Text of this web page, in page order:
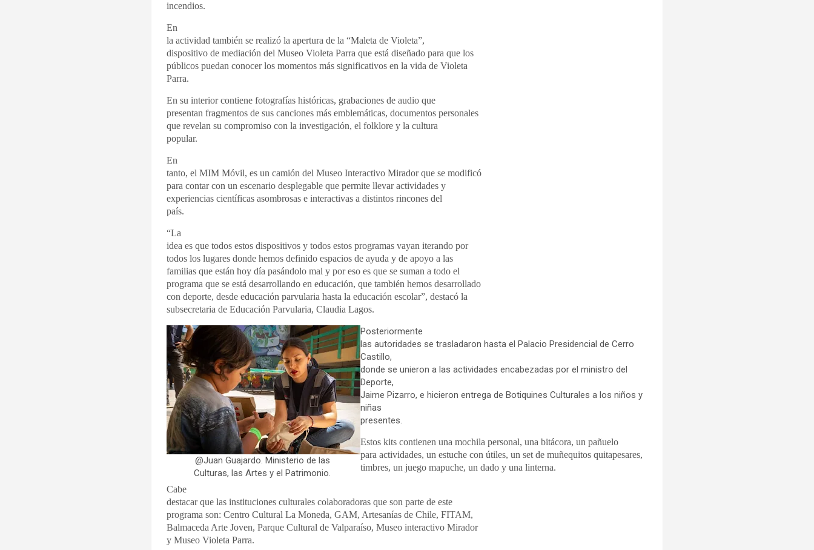
incendios.
En
la actividad también se realizó la apertura de la “Maleta de Violeta”,
dispositivo de mediación del Museo Violeta Parra que está diseñado para que los
públicos puedan conocer los momentos más significativos en la vida de Violeta
Parra.
En su interior contiene fotografías históricas, grabaciones de audio que
presentan fragmentos de sus canciones más emblemáticas, documentos personales
que revelan su compromiso con la investigación, el folklore y la cultura
popular.
En
tanto, el MIM Móvil, es un camión del Museo Interactivo Mirador que se modificó
para contar con un escenario desplegable que permite llevar actividades y
experiencias científicas asombrosas e interactivas a distintos rincones del
país.
“La
idea es que todos estos dispositivos y todos estos programas vayan iterando por
todos los lugares donde hemos definido espacios de ayuda y de apoyo a las
familias que están hoy día pasándolo mal y por eso es que se suman a todo el
programa que se está desarrollando en educación, que también hemos desarrollado
con deporte, desde educación parvularia hasta la educación escolar”, destacó la
subsecretaria de Educación Parvularia, Claudia Lagos.
@Juan Guajardo. Ministerio de las
Culturas, las Artes y el Patrimonio.
Posteriormente
las autoridades se trasladaron hasta el Palacio Presidencial de Cerro
Castillo,
donde se unieron a las actividades encabezadas por el ministro del
Deporte,
Jaime Pizarro, e hicieron entrega de Botiquines Culturales a los niños y
niñas
presentes.
Estos kits contienen una mochila personal, una bitácora, un pañuelo
para actividades, un estuche con útiles, un set de muñequitos quitapesares,
timbres, un juego mapuche, un dado y una linterna.
Cabe
destacar que las instituciones culturales colaboradoras que son parte de este
programa son: Centro Cultural La Moneda, GAM, Artesanías de Chile, FITAM,
Balmaceda Arte Joven, Parque Cultural de Valparaíso, Museo interactivo Mirador
y Museo Violeta Parra.